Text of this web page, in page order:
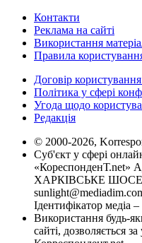
Контакти
Реклама на сайті
Використання
Правила
Договір
Політика у сфері
Угода щодо
Редакція
© 2000-2026,
Суб'єкт у сфері
«КореспонденТ.net»
ХАРКІВСЬКЕ ШОСЕ,
Ідентифікатор медіа
Використання будь-
сайті, дозволяється